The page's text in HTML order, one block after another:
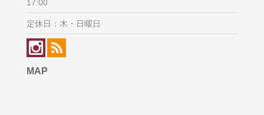
17:00
定休日：木・日曜日
MAP